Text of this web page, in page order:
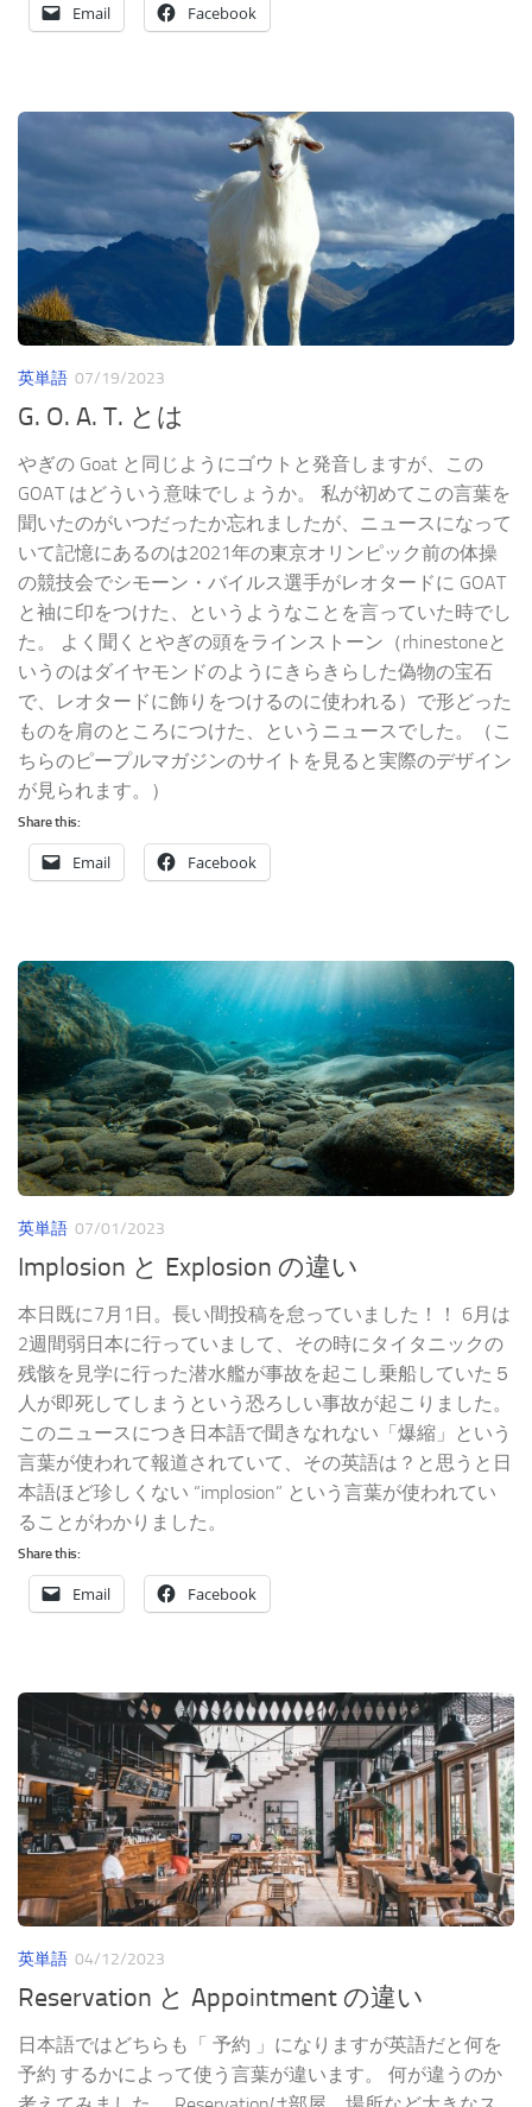
Email Facebook
英単語 07/19/2023
G. O. A. T. とは
やぎの Goat と同じようにゴウトと発音しますが、この
GOAT はどういう意味でしょうか。 私が初めてこの言葉を
聞いたのがいつだったか忘れましたが、ニュースになって
いて記憶にあるのは2021年の東京オリンピック前の体操
の競技会でシモーン・バイルス選手がレオタードに GOAT
と袖に印をつけた、というようなことを言っていた時でし
た。 よく聞くとやぎの頭をラインストーン（rhinestoneと
いうのはダイヤモンドのようにきらきらした偽物の宝石
で、レオタードに飾りをつけるのに使われる）で形どった
ものを肩のところにつけた、というニュースでした。（こ
ちらのピープルマガジンのサイトを見ると実際のデザイン
が見られます。）
Share this:
Email Facebook
英単語 07/01/2023
Implosion と Explosion の違い
本日既に7月1日。長い間投稿を怠っていました！！ 6月は
2週間弱日本に行っていまして、その時にタイタニックの
残骸を見学に行った潜水艦が事故を起こし乗船していた５
人が即死してしまうという恐ろしい事故が起こりました。
このニュースにつき日本語で聞きなれない「爆縮」という
言葉が使われて報道されていて、その英語は？と思うと日
本語ほど珍しくない “implosion” という言葉が使われてい
ることがわかりました。
Share this:
Email Facebook
英単語 04/12/2023
Reservation と Appointment の違い
日本語ではどちらも「 予約 」になりますが英語だと何を
予約 するかによって使う言葉が違います。 何が違うのか